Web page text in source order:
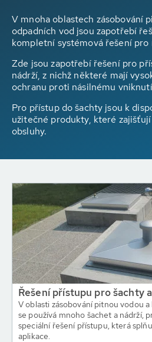
V mnoha oblastech zásobování
odpadních vod jsou zapotřebí
kompletní systémová řešení pro
Zde jsou zapotřebí řešení pro
nádrží, z nichž některé mají
ochranu proti násilnému
Pro přístup do šachty jsou k
užitečné produkty, které
obsluhy.
Řešení přístupu pro šachty
V oblasti zásobování pitnou vodou
se používá mnoho šachet a nádrží,
speciální řešení přístupu, která
aplikace.